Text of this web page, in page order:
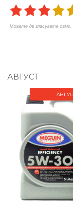
Можете да гласувате само,
АВГУСТ